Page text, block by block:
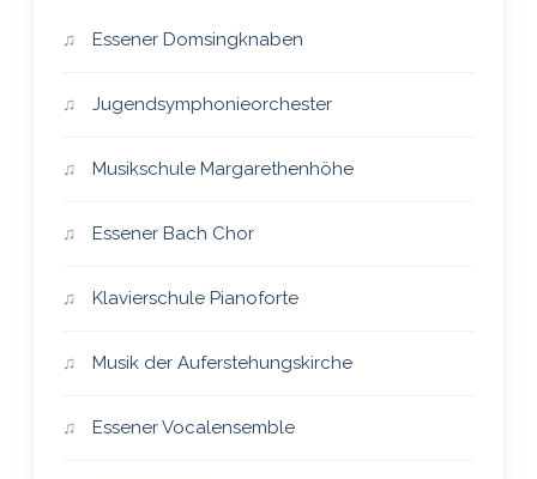
Essener Domsingknaben
Jugendsymphonieorchester
Musikschule Margarethenhöhe
Essener Bach Chor
Klavierschule Pianoforte
Musik der Auferstehungskirche
Essener Vocalensemble